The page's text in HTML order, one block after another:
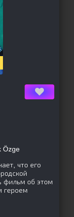
Özge
что его
фильм об этом
героем